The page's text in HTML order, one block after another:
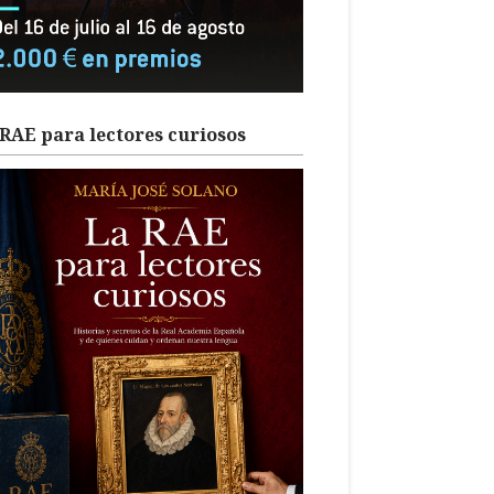
para lectores curiosos